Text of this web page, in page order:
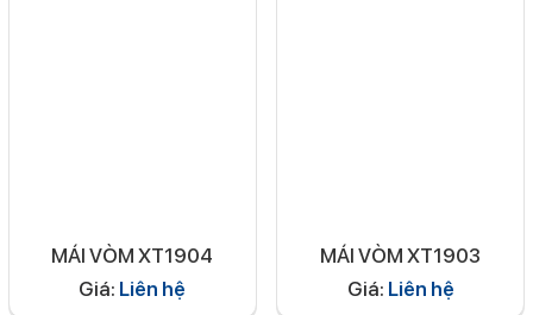
MÁI VÒM XT1904
Giá: Liên hệ
MÁI VÒM XT1903
Giá: Liên hệ